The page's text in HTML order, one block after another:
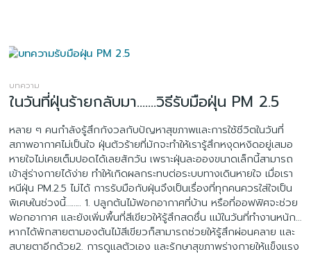
บทความ
ในวันที่ฝุ่นร้ายกลับมา…….วิธีรับมือฝุ่น PM 2.5
หลาย ๆ คนกำลังรู้สึกกังวลกับปัญหาสุขภาพและการใช้ชีวิตในวันที่
สภาพอากาศไม่เป็นใจ ฝุ่นตัวร้ายที่มักจะทำให้เรารู้สึกหงุดหงิดอยู่เสมอ
หายใจไม่เคยเต็มปอดได้เลยสักวัน เพราะฝุ่นละอองขนาดเล็กนี้สามารถ
เข้าสู่ร่างกายได้ง่าย ทำให้เกิดผลกระทบต่อระบบทางเดินหายใจ เมื่อเรา
หนีฝุ่น PM.2.5 ไม่ได้ การรับมือกับฝุ่นจึงเป็นเรื่องที่ทุกคนควรใส่ใจเป็น
พิเศษในช่วงนี้…….. 1. ปลูกต้นไม้ฟอกอากาศที่บ้าน หรือที่ออฟฟิศจะช่วย
ฟอกอากาศ และยังเพิ่มพื้นที่สีเขียวให้รู้สึกสดชื่น แม้ในวันที่ทำงานหนัก…
หากได้พักสายตามองต้นไม้สีเขียวก็สามารถช่วยให้รู้สึกผ่อนคลาย และ
สบายตาอีกด้วย2. การดูแลตัวเอง และรักษาสุขภาพร่างกายให้แข็งแรง